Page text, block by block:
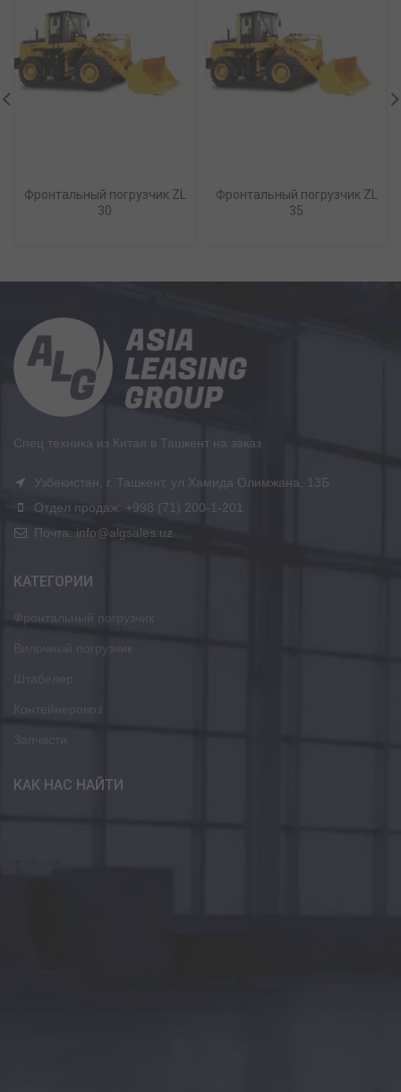
Фронтальный погрузчик ZL
30
Фронтальный погрузчик ZL
35
Спец техника из Китая в Ташкент на заказ
Узбекистан, г. Ташкент, ул Хамида Олимжана, 13Б
Отдел продаж: +998 (71) 200-1-201
Почта: info@algsales.uz
КАТЕГОРИИ
Фронтальный погрузчик
Вилочный погрузчик
Контейнеровоз
КАК НАС НАЙТИ